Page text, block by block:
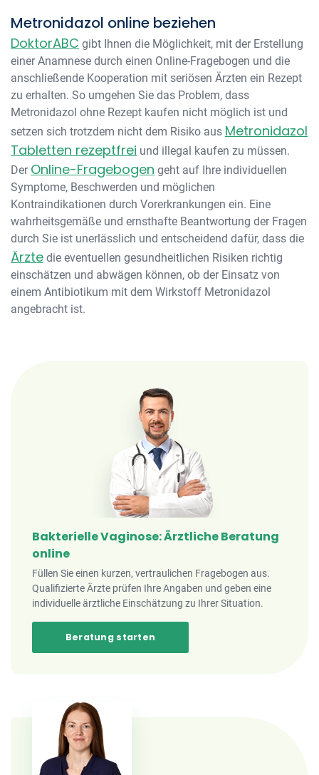
Metronidazol online beziehen
DoktorABC gibt Ihnen die Möglichkeit, mit der Erstellung
einer Anamnese durch einen Online-Fragebogen und die
anschließende Kooperation mit seriösen Ärzten ein Rezept
zu erhalten. So umgehen Sie das Problem, dass
Metronidazol ohne Rezept kaufen nicht möglich ist und
setzen sich trotzdem nicht dem Risiko aus Metronidazol
Tabletten rezeptfrei und illegal kaufen zu müssen.
Der Online-Fragebogen geht auf Ihre individuellen
Symptome, Beschwerden und möglichen
Kontraindikationen durch Vorerkrankungen ein. Eine
wahrheitsgemäße und ernsthafte Beantwortung der Fragen
durch Sie ist unerlässlich und entscheidend dafür, dass die
Ärzte die eventuellen gesundheitlichen Risiken richtig
einschätzen und abwägen können, ob der Einsatz von
einem Antibiotikum mit dem Wirkstoff Metronidazol
angebracht ist.
Bakterielle Vaginose: Ärztliche Beratung
online
Füllen Sie einen kurzen, vertraulichen Fragebogen aus.
Qualifizierte Ärzte prüfen Ihre Angaben und geben eine
individuelle ärztliche Einschätzung zu Ihrer Situation.
Beratung starten